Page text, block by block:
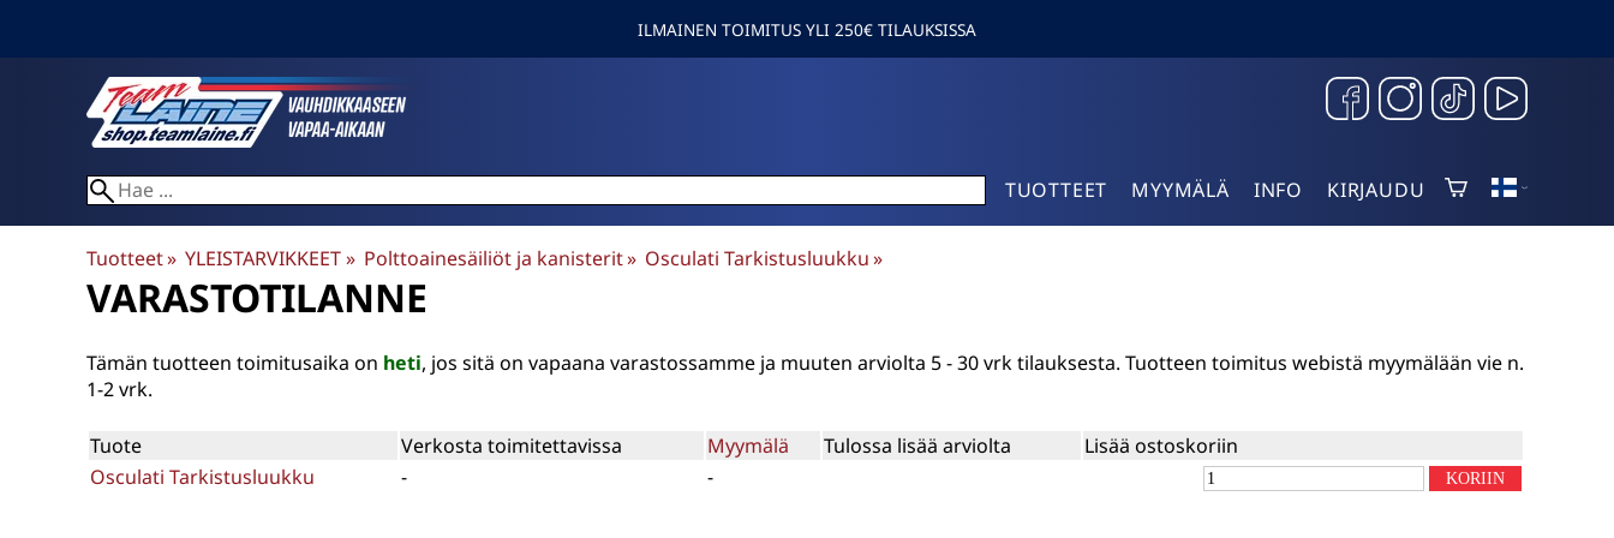
ILMAINEN TOIMITUS YLI 250€ TILAUKSISSA
TUOTTEET MYYMÄLÄ INFO KIRJAUDU
Tuotteet‪» YLEISTARVIKKEET‪» Polttoainesäiliöt ja kanisterit‪» Osculati Tarkistusluukku‪»
VARASTOTILANNE
Tämän tuotteen toimitusaika on heti, jos sitä on vapaana varastossamme ja muuten arviolta 5 - 30 vrktilauksesta. Tuotteen toimitus webistä myymälään vie n.
1-2 vrk.
Tuote Verkosta toimitettavissa Myymälä Tulossa lisää arviolta
Lisää ostoskoriin
Osculati Tarkistusluukku
- -